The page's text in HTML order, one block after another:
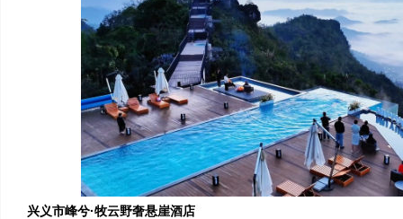
兴义市峰兮·牧云野奢悬崖酒店